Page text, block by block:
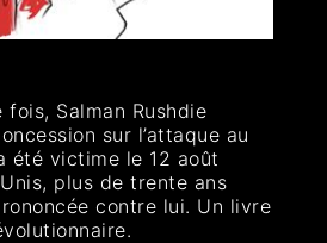
fois, Salman Rushdie
sur l’attaque au
été victime le 12 août
plus de trente ans
contre lui. Un livre